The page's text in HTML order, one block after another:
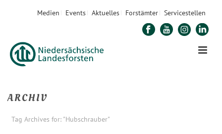
Medien Events Aktuelles Forstämter Servicestellen
ARCHIV
Tag Archives for: "Hubschrauber"